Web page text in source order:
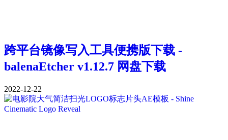
跨平台镜像写入工具便携版下载 -
balenaEtcher v1.12.7 网盘下载
2022-12-22